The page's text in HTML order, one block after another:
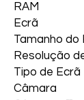
RAM
Ecrã
Tamanho do
Resolução
Tipo de Ecrã
Câmara